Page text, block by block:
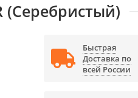
(Серебристый)
Быстрая
Доставка по
всей России